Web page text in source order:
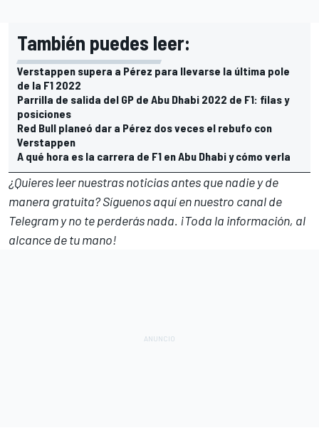
También puedes leer:
Verstappen supera a Pérez para llevarse la última pole
de la F1 2022
Parrilla de salida del GP de Abu Dhabi 2022 de F1: filas y
posiciones
Red Bull planeó dar a Pérez dos veces el rebufo con
Verstappen
A qué hora es la carrera de F1 en Abu Dhabi y cómo verla
¿Quieres leer nuestras noticias antes que nadie y de
manera gratuita? Síguenosaquí en nuestro canal de
Telegramy no te perderás nada. ¡Toda la información, al
alcance de tu mano!